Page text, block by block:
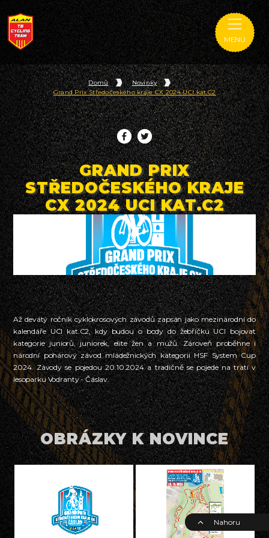
MENU
Domů
Novinky
Grand Prix Středočeského kraje CX 2024 UCI kat.C2
GRAND PRIX
STŘEDOČESKÉHO KRAJE
CX 2024 UCI KAT.C2
Až devátý ročník cyklokrosových závodů zapsán jako mezinárodní do
kalendáře UCI kat.C2, kdy budou o body do žebříčku UCI bojovat
kategorie juniorů, juniorek, elite žen a mužů. Zároveň proběhne i
národní pohárový závod mládežnických kategorii HSF System Cup
2024. Závody se pojedou 20.10.2024 a tradičně se pojede na trati v
lesoparku Vodranty - Čáslav.
OBRÁZKY K NOVINCE
Nahoru